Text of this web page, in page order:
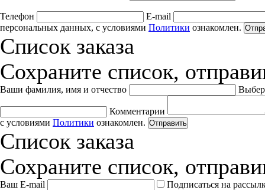
Телефон
E-mail
персональных данных, с условиями Политики ознакомлен.
Список заказа
Сохраните список,
Ваши фамилия, имя и отчество
Комментарии
с условиями Политики ознакомлен. Отправить
Список заказа
Сохраните список,
Ваш E-mail
Подписаться на